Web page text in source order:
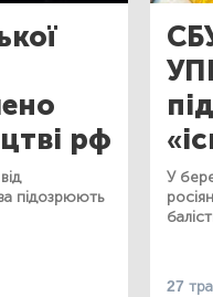
рф
підозрюють
У
27